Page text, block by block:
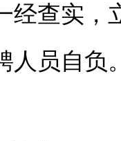
经查实，
人员自负